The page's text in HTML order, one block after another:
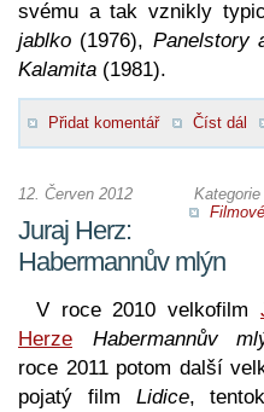
svému a tak vznikly
jablko (1976), Panelstory
Kalamita (1981).
Přidat komentář Číst dál
Kategorie
12. Červen 2012
Juraj Herz:
Habermannův mlýn
V roce 2010 velkofilm
Herze
Habermannův
roce 2011 potom další
pojatý film Lidice,